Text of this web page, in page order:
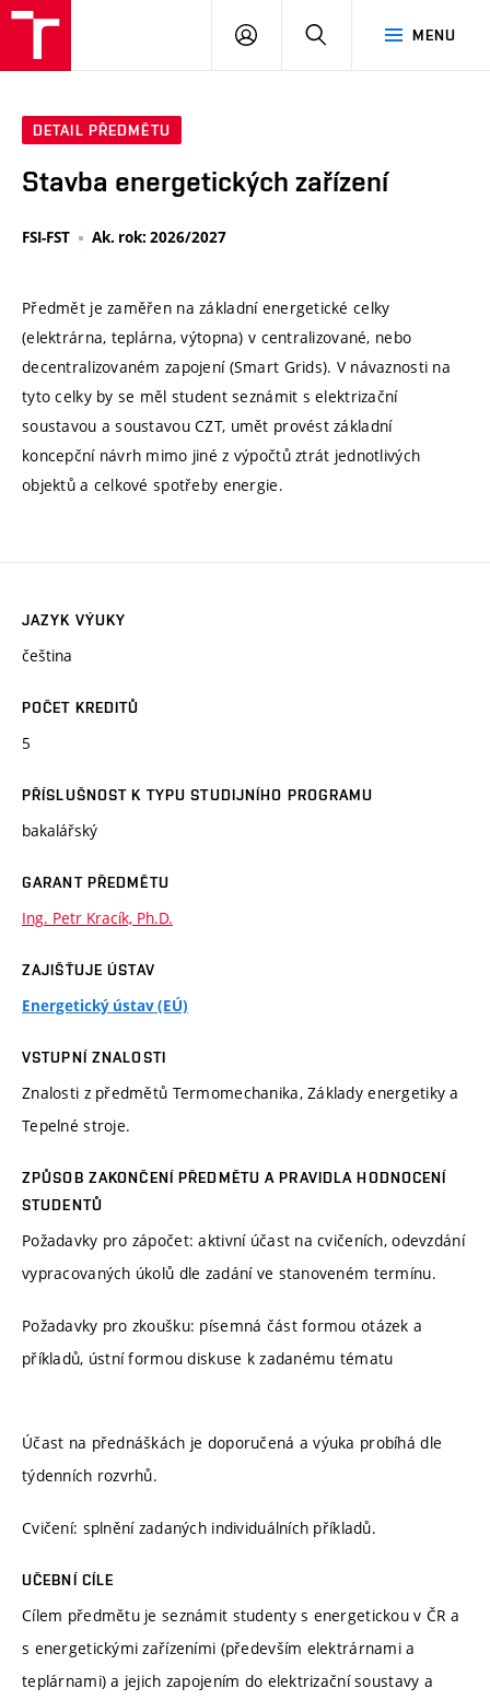
MENU
PŘIHLÁSIT
DETAIL PŘEDMĚTU
Stavba energetických zařízení
FSI-FST Ak. rok: 2026/2027
Předmět je zaměřen na základní energetické celky
(elektrárna, teplárna, výtopna) v centralizované, nebo
decentralizovaném zapojení (Smart Grids). V návaznosti na
tyto celky by se měl student seznámit s elektrizační
soustavou a soustavou CZT, umět provést základní
koncepční návrh mimo jiné z výpočtů ztrát jednotlivých
objektů a celkové spotřeby energie.
JAZYK VÝUKY
čeština
POČET KREDITŮ
5
PŘÍSLUŠNOST K TYPU STUDIJNÍHO PROGRAMU
bakalářský
GARANT PŘEDMĚTU
Ing. Petr Kracík, Ph.D.
ZAJIŠŤUJE ÚSTAV
Energetický ústav (EÚ)
VSTUPNÍ ZNALOSTI
Znalosti z předmětů Termomechanika, Základy energetiky a
Tepelné stroje.
ZPŮSOB ZAKONČENÍ PŘEDMĚTU A PRAVIDLA HODNOCENÍ
STUDENTŮ
Požadavky pro zápočet: aktivní účast na cvičeních, odevzdání
vypracovaných úkolů dle zadání ve stanoveném termínu.
Požadavky pro zkoušku: písemná část formou otázek a
příkladů, ústní formou diskuse k zadanému tématu
Účast na přednáškách je doporučená a výuka probíhá dle
týdenních rozvrhů.
Cvičení: splnění zadaných individuálních příkladů.
UČEBNÍ CÍLE
Cílem předmětu je seznámit studenty s energetickou v ČR a
s energetickými zařízeními (především elektrárnami a
teplárnami) a jejich zapojením do elektrizační soustavy a